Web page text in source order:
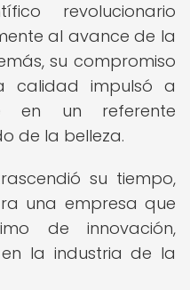
revolucionario
al avance de la
su compromiso
calidad impulsó a
en un referente
de la belleza.
su tiempo,
una empresa que
de innovación,
la industria de la